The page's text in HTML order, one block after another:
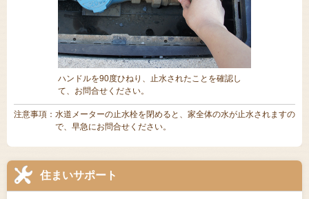
ハンドルを90度ひねり、止水されたことを確認し
て、お問合せください。
注意事項：水道メーターの止水栓を閉めると、家全体の水が止水されますの
で、早急にお問合せください。
住まいサポート